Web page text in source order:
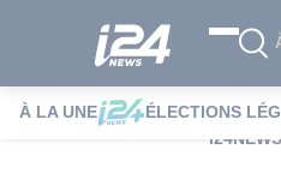
À LA UNE ÉLECTIONS
i24NEWS